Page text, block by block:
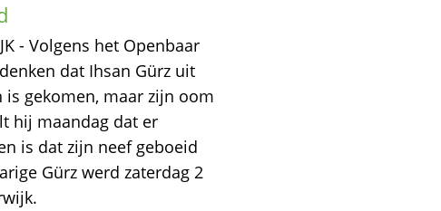
- Volgens het Openbaar
dat Ihsan Gürz uit
gekomen, maar zijn oom
hij maandag dat er
is dat zijn neef geboeid
Gürz werd zaterdag 2